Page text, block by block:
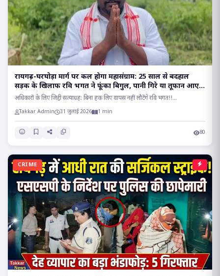
रायगढ़-घरघोड़ा मार्ग पर कल होगा महासंग्राम: 25 साल से बदहाल
सड़क के खिलाफ रवि भगत ने फूंका बिगुल, पानी गिरे या तूफान आए,
होकर रहेगा चक्काजाम..
अधिकारों के लिए जिद्दी सत्याग्रह: बिना हक लिए वापस नहीं लौटेंगे रवि भगत!!...
Takkar Admin 31 जुलाई 2026 1 min
80
CRIME